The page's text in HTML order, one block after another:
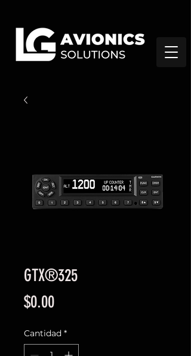
GTX®325
$0.00Precio
Cantidad *